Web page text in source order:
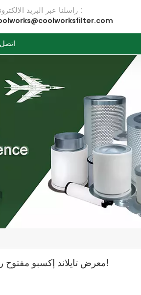
راسلنا عبر البريد الإلكتروني :
اتصل
معرض تايلاند إكسبو مفتوح رسميًا! كول وركس هنا بانتظاركم!